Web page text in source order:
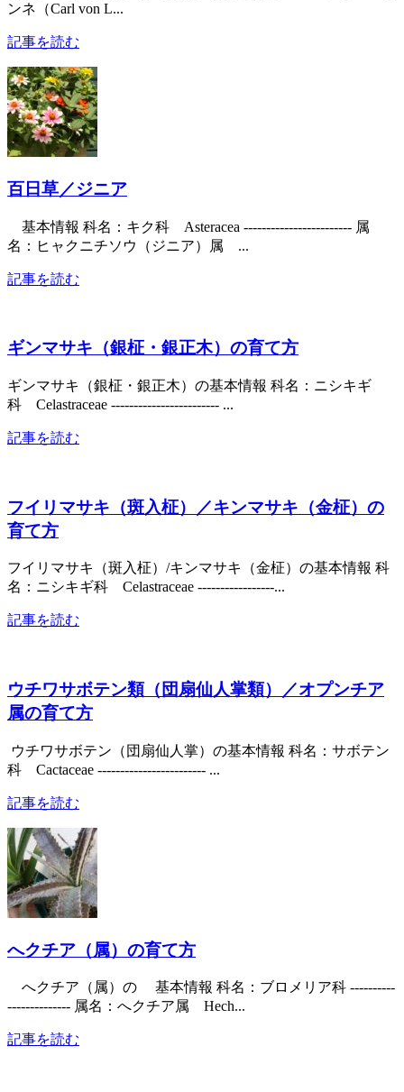
ンネ（Carl von L...
記事を読む
百日草／ジニア
基本情報 科名：キク科 Asteracea ------------------------ 属
名：ヒャクニチソウ（ジニア）属 ...
記事を読む
ギンマサキ（銀柾・銀正木）の育て方
ギンマサキ（銀柾・銀正木）の基本情報 科名：ニシキギ
科 Celastraceae ------------------------ ...
記事を読む
フイリマサキ（斑入柾）／キンマサキ（金柾）の
育て方
フイリマサキ（斑入柾）/キンマサキ（金柾）の基本情報 科
名：ニシキギ科 Celastraceae -----------------...
記事を読む
ウチワサボテン類（団扇仙人掌類）／オプンチア
属の育て方
ウチワサボテン（団扇仙人掌）の基本情報 科名：サボテン
科 Cactaceae ------------------------ ...
記事を読む
へクチア（属）の育て方
へクチア（属）の 基本情報 科名：ブロメリア科 ----------
-------------- 属名：へクチア属 Hech...
記事を読む